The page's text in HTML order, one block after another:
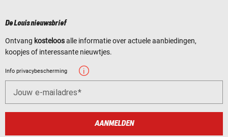
De Louis nieuwsbrief
Ontvang kosteloosalle informatie over actuele aanbiedingen,
koopjes of interessante nieuwtjes.
Info privacybescherming
Jouw e-mailadres
AANMELDEN